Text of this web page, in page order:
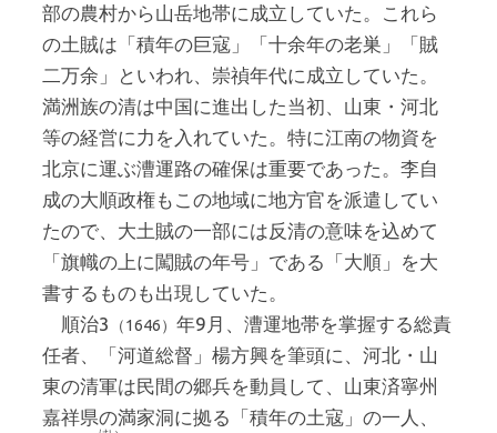
部の農村から山岳地帯に成立していた。これら
の土賊は「積年の巨寇」「十余年の老巣」「賊
二万余」といわれ、崇禎年代に成立していた。
満洲族の清は中国に進出した当初、山東・河北
等の経営に力を入れていた。特に江南の物資を
北京に運ぶ漕運路の確保は重要であった。李自
成の大順政権もこの地域に地方官を派遣してい
たので、大土賊の一部には反清の意味を込めて
「旗幟の上に闖賊の年号」である「大順」を大
書するものも出現していた。
順治3
（1646） 年9月、漕運地帯を掌握する総責
任者、「河道総督」楊方興を筆頭に、河北・山
東の清軍は民間の郷兵を動員して、山東済寧州
嘉祥県の満家洞に拠る「積年の土寇」の一人、